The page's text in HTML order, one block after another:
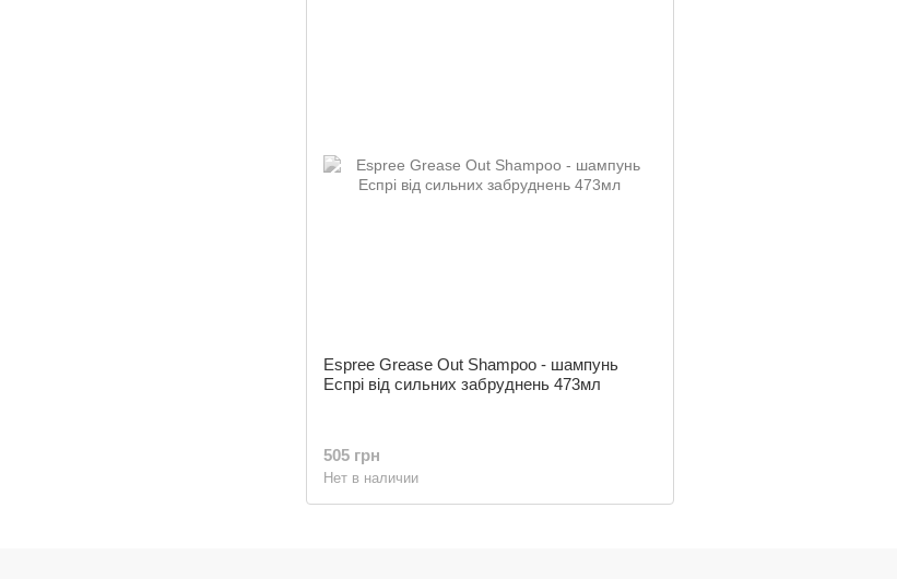
Espree Grease Out Shampoo - шампунь
Еспрі від сильних забруднень 473мл
505 грн
Нет в наличии